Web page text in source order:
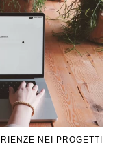
NEI PROGETTI